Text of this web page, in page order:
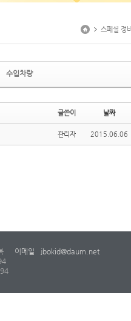
스페셜 정비
수입차량
글쓴이 날짜
관리자 2015.06.06
이메일
jbokid@daum.net